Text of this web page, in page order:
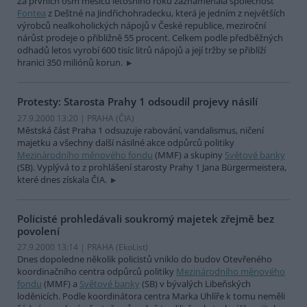
Fontea z Deštné na Jindřichohradecku, která je jedním z největších
výrobců nealkoholických nápojů v České republice, meziroční
nárůst prodeje o přibližně 55 procent. Celkem podle předběžných
odhadů letos vyrobí 600 tisíc litrů nápojů a její tržby se přiblíží
hranici 350 miliónů korun.
Protesty: Starosta Prahy 1 odsoudil projevy násilí
27.9.2000 13:20 | PRAHA (ČIA)
Městská část Praha 1 odsuzuje rabování, vandalismus, ničení
majetku a všechny další násilné akce odpůrců politiky
Mezinárodního měnového fondu (MMF) a skupiny Světové banky
(SB). Vyplývá to z prohlášení starosty Prahy 1 Jana Bürgermeistera,
které dnes získala ČIA.
Policisté prohledávali soukromý majetek zřejmě bez
povolení
27.9.2000 13:14 | PRAHA (EkoList)
Dnes dopoledne několik policistů vniklo do budov Otevřeného
koordinačního centra odpůrců politiky Mezinárodního měnového
fondu (MMF) a Světové banky (SB) v bývalých Libeňských
loděnicích. Podle koordinátora centra Marka Uhlíře k tomu neměli